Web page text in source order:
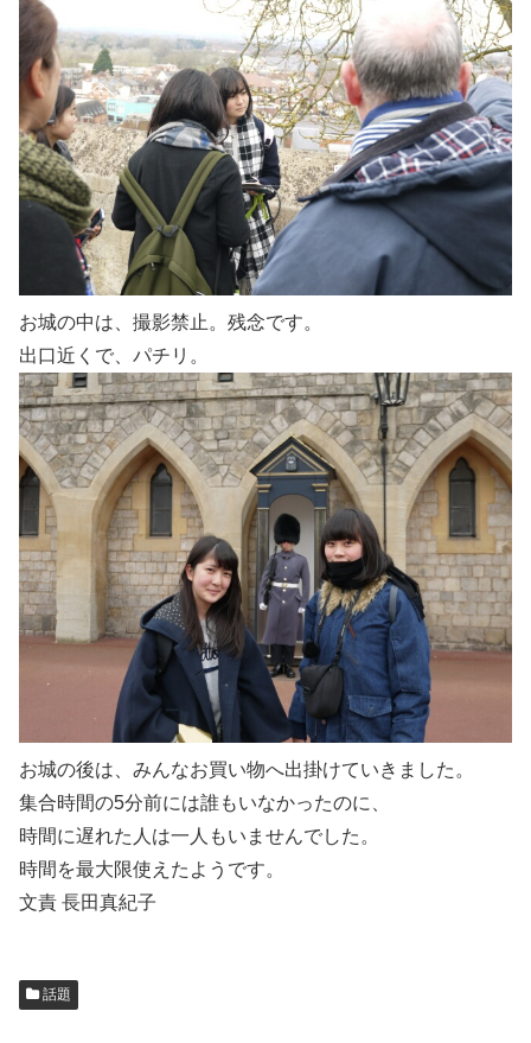
お城の中は、撮影禁止。残念です。
出口近くで、パチリ。
お城の後は、みんなお買い物へ出掛けていきました。
集合時間の5分前には誰もいなかったのに、
時間に遅れた人は一人もいませんでした。
時間を最大限使えたようです。
文責 長田真紀子
話題